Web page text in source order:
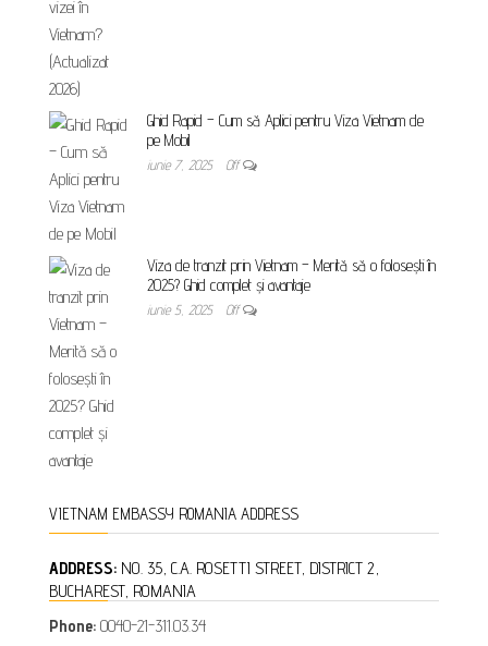
Ghid Rapid – Cum să Aplici pentru Viza Vietnam de
pe Mobil
iunie 7, 2025 Off
Viza de tranzit prin Vietnam – Merită să o folosești în
2025? Ghid complet și avantaje
iunie 5, 2025 Off
VIETNAM EMBASSY ROMANIA ADDRESS
ADDRESS: NO. 35, C.A. ROSETTI STREET, DISTRICT 2,
BUCHAREST, ROMANIA
Phone: 0040-21-311.03.34